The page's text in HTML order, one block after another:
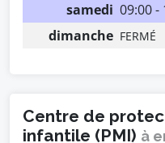
samedi 09:00 -
dimanche FERMÉ
Centre de
infantile (PMI) à